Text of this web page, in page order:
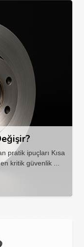
pratik ipuçları Kısa
kritik güvenlik ...